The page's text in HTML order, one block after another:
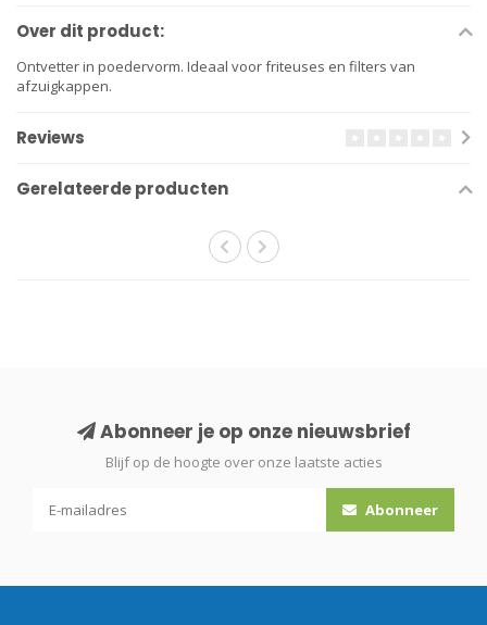
Over dit product:
Ontvetter in poedervorm. Ideaal voor friteuses en filters van
afzuigkappen.
Reviews
Gerelateerde producten
Abonneer je op onze nieuwsbrief
Blijf op de hoogte over onze laatste acties
Abonneer